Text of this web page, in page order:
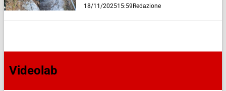
18/11/202515:59Redazione
Videolab